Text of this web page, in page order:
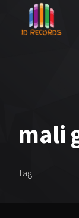
mali
Tag